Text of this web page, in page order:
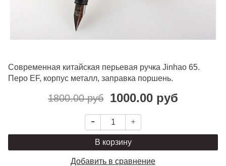
Современная китайская перьевая ручка Jinhao 65.
Перо EF, корпус металл, заправка поршень.
1800.00 руб 1000.00 руб
В корзину
Добавить в сравнение